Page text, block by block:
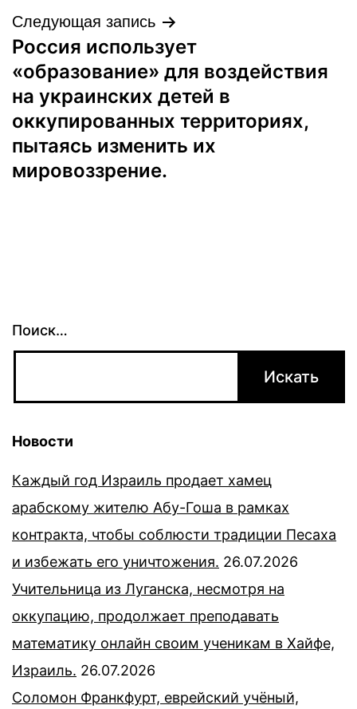
Следующая запись
Россия использует
«образование» для воздействия
на украинских детей в
оккупированных территориях,
пытаясь изменить их
мировоззрение.
Поиск…
Новости
Каждый год Израиль продает хамец
арабскому жителю Абу-Гоша в рамках
контракта, чтобы соблюсти традиции Песаха
и избежать его уничтожения. 26.07.2026
Учительница из Луганска, несмотря на
оккупацию, продолжает преподавать
математику онлайн своим ученикам в Хайфе,
Израиль. 26.07.2026
Соломон Франкфурт, еврейский учёный,